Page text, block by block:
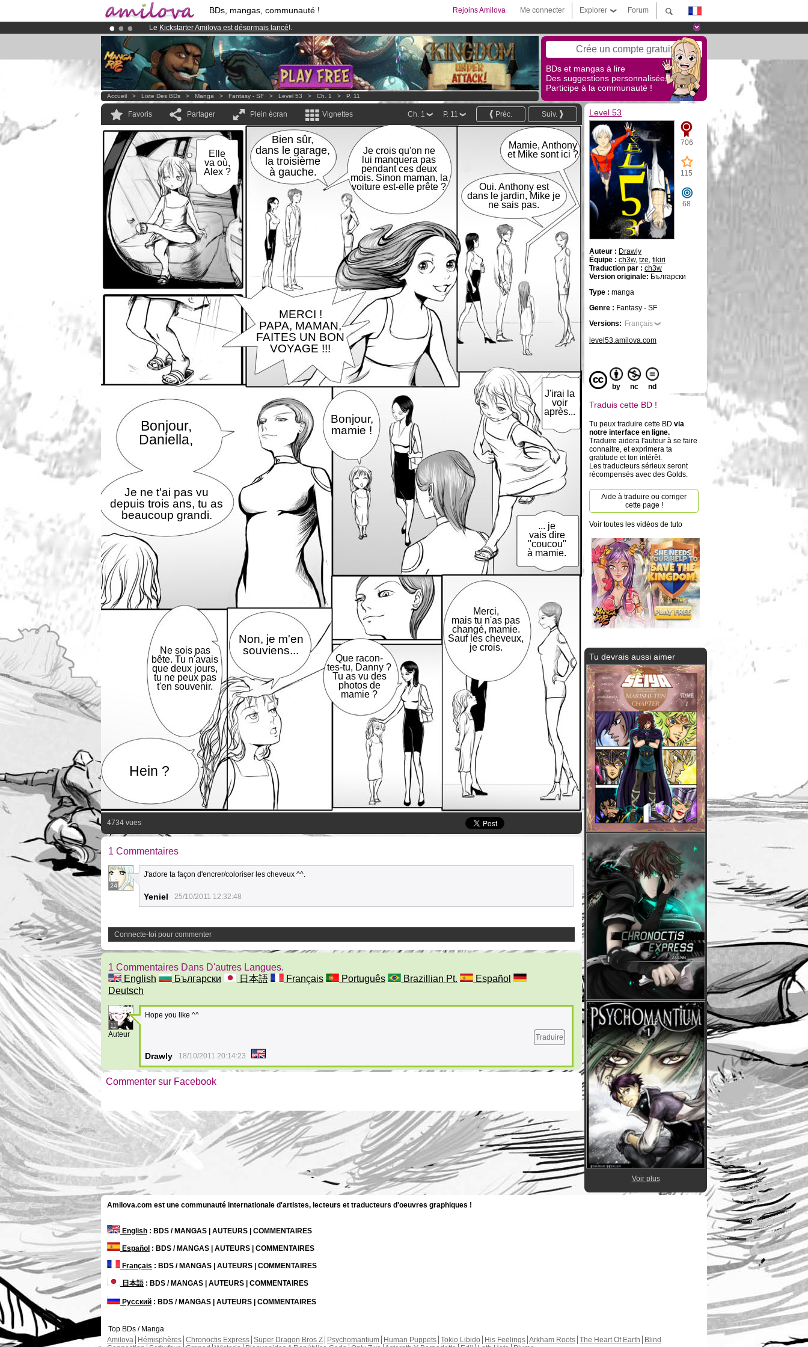
BDs, mangas, communauté ! Forum
Explorer
Me connecter
Rejoins Amilova
Le Kickstarter Amilova est désormais lancé!.
Abonnement premium: à partir de3.95 eurospar mois !Clique ici pour t'abonner
Déjà 100000membreset 1000BDs & Mangas! Crée un compte gratuit
BDs et mangas à lire
Des suggestions personnalisées !
Participe à la communauté !
Accueil > Liste Des BDs > Manga > Fantasy - SF > Level 53 > Ch. 1 > P. 11
Favoris Partager Plein écran Vignettes Suiv.
Préc.
P. 11
Ch. 1
Mamie, Anthony
et Mike sont ici ?
Oui. Anthony est
dans le jardin, Mike je
ne sais pas.
Je crois qu'on ne
lui manquera pas
pendant ces deux
mois. Sinon maman, la
voiture est-elle prête ?
MERCI !
PAPA, MAMAN,
FAITES UN BON
VOYAGE !!!
Bien sûr,
dans le garage,
la troisième
à gauche.
Elle
va où,
Alex ?
Bonjour,
mamie !
J'irai la
voir
après...
... je
vais dire
"coucou"
à mamie.
Bonjour,
Daniella,
Je ne t'ai pas vu
depuis trois ans, tu as
beaucoup grandi.
Merci,
mais tu n'as pas
changé, mamie.
Sauf les cheveux,
je crois.
Que racon-
tes-tu, Danny ?
Tu as vu des
photos de
mamie ?
Non, je m'en
souviens...
Ne sois pas
bête. Tu n'avais
que deux jours,
tu ne peux pas
t'en souvenir.
Hein ?
4734 vues
1 Commentaires
24
J'adore ta façon d'encrer/coloriser les cheveux ^^.
Yeniel 25/10/2011 12:32:48
Connecte-toi pour commenter
1 Commentaires Dans D'autres Langues.
English
Български 日本語 Français Português Brazillian Pt.
Español
Deutsch
11
Auteur
Hope you like ^^
Traduire
Drawly 18/10/2011 20:14:23
Commenter sur Facebook
Level 53
706
115
68
Auteur : Drawly
Équipe : ch3w, tze, fikiri
Traduction par : ch3w
Version originale: Български
Type : manga
Genre : Fantasy - SF
Versions: Français
level53.amilova.com
by nc nd
Traduis cette BD !
Tu peux traduire cette BD via
notre interface en ligne.
Traduire aidera l'auteur à se faire
connaitre, et exprimera ta
gratitude et ton intérêt.
Les traducteurs sérieux seront
récompensés avec des Golds.
Aide à traduire ou corriger
cette page !
Voir toutes les vidéos de tuto
Tu devrais aussi aimer
Voir plus
Amilova.com est une communauté internationale d'artistes, lecteurs et traducteurs d'oeuvres graphiques !
English : BDS / MANGAS | AUTEURS | COMMENTAIRES
Español : BDS / MANGAS | AUTEURS | COMMENTAIRES
Français : BDS / MANGAS | AUTEURS | COMMENTAIRES
日本語: BDS / MANGAS | AUTEURS | COMMENTAIRES
Русский : BDS / MANGAS | AUTEURS | COMMENTAIRES
Top BDs / Manga
Amilova
Hémisphères Chronoctis Express Super Dragon Bros Z Psychomantium Human Puppets Tokio Libido His Feelings Arkham Roots The Heart Of Earth
Blind